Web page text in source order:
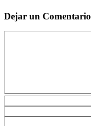
Dejar un Comentario